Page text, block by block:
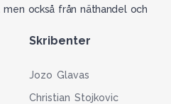
också från näthandel och
Skribenter
Jozo Glavas
Christian Stojkovic